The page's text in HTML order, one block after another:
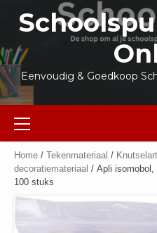
inhoud
Eenvoudig & Goedkoop
Primair
menu
Home / Tekenmateriaal /
decoratiemateriaal / Apli isomobol,
100 stuks